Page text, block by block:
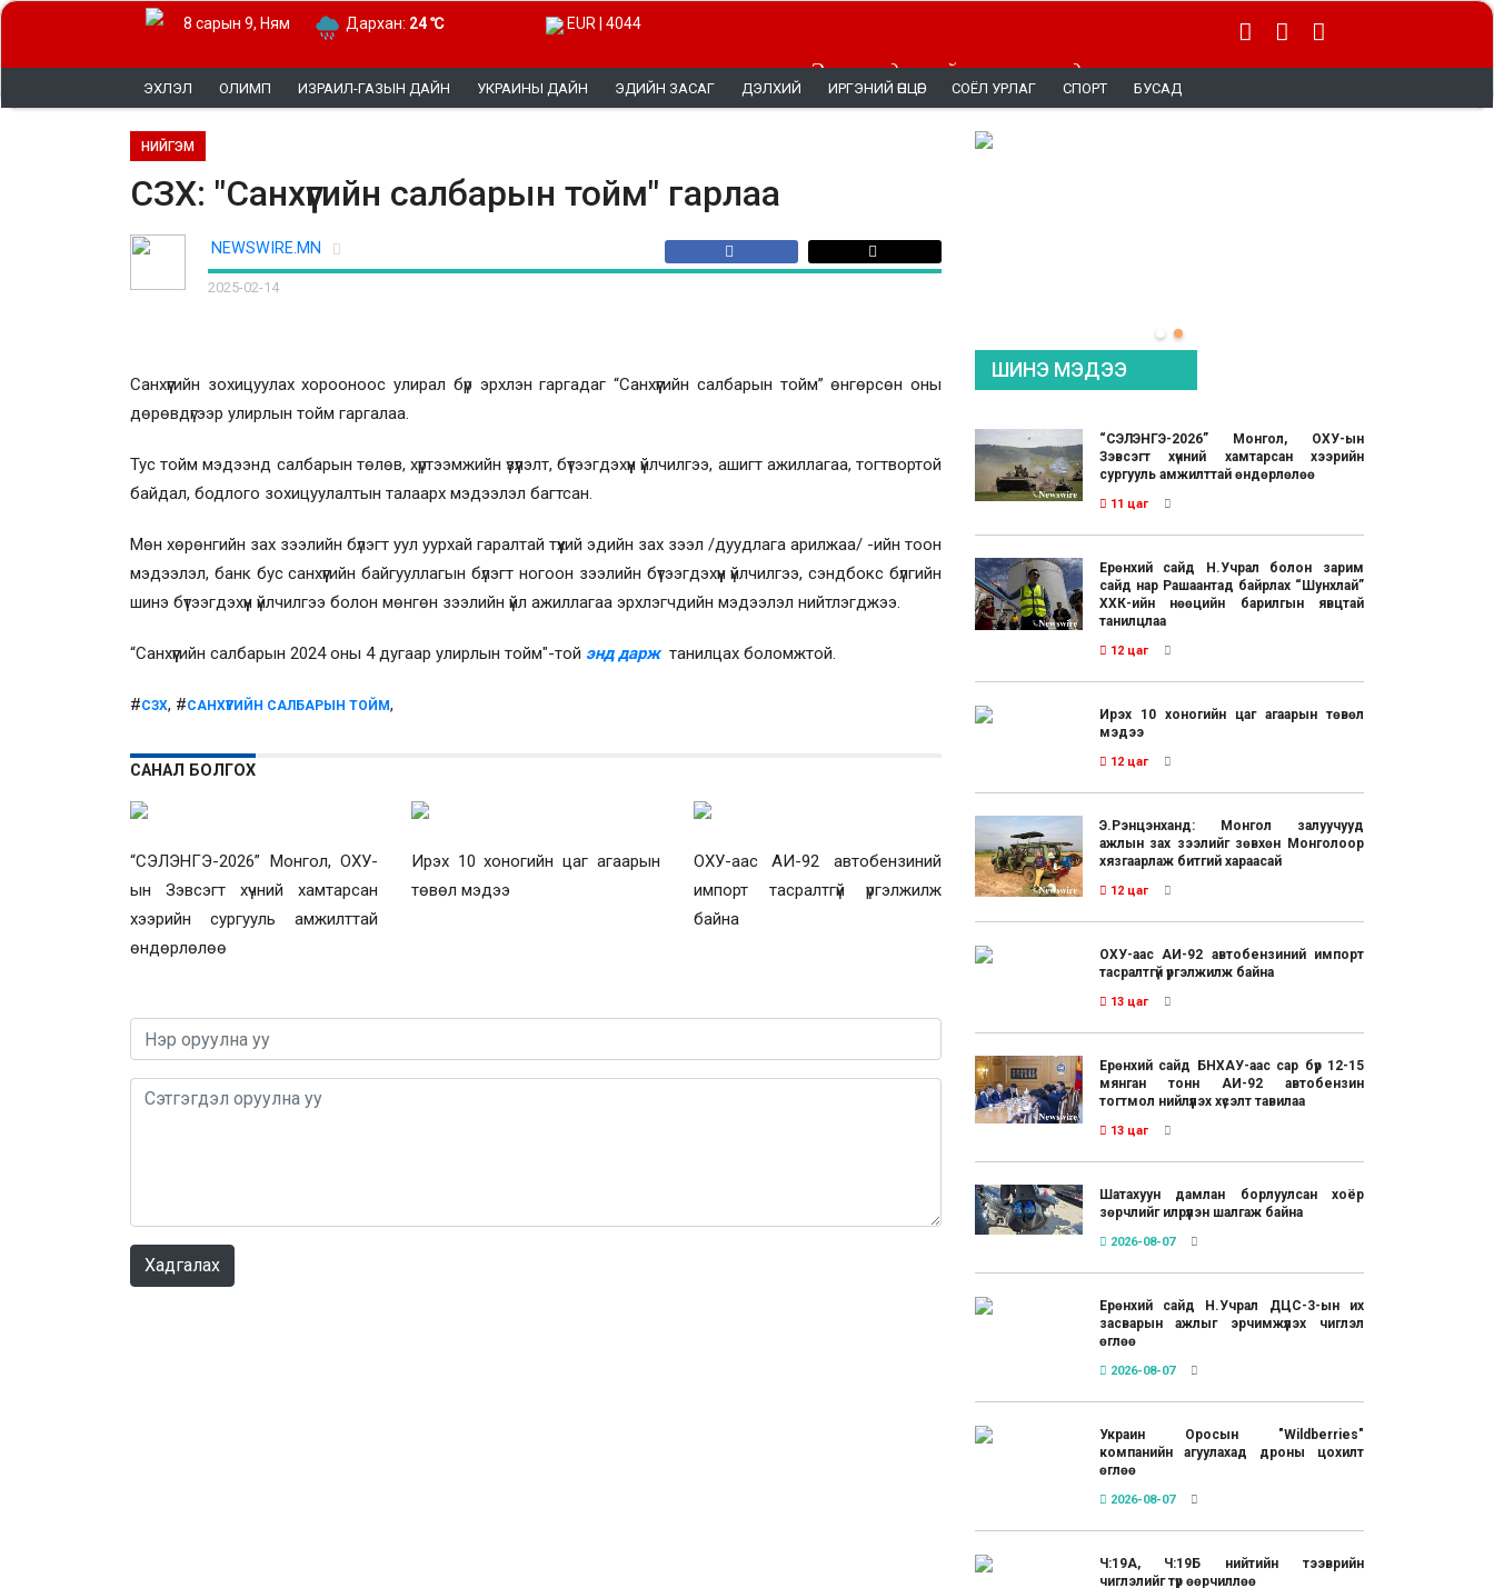
Эерэг мэдээллийг эн тэргүүнд
8 сарын 9, Ням Дархан: 24 ℃ EUR | 4044
ЭХЛЭЛ ОЛИМП ИЗРАИЛ-ГАЗЫН ДАЙН УКРАИНЫ ДАЙН ЭДИЙН ЗАСАГ ДЭЛХИЙ ИРГЭНИЙ ӨНЦӨГ СОЁЛ УРЛАГ СПОРТ БУСАД
НИЙГЭМ
СЗХ: "Санхүүгийн салбарын тойм" гарлаа
NEWSWIRE.MN
2025-02-14
Санхүүгийн зохицуулах хорооноос улирал бүр эрхлэн гаргадаг “Санхүүгийн салбарын тойм” өнгөрсөн оны
дөрөвдүгээр улирлын тойм гаргалаа.
Тус тойм мэдээнд салбарын төлөв, хүртээмжийн үзүүлэлт, бүтээгдэхүүн үйлчилгээ, ашигт ажиллагаа, тогтвортой
байдал, бодлого зохицуулалтын талаарх мэдээлэл багтсан.
Мөн хөрөнгийн зах зээлийн бүлэгт уул уурхай гаралтай түүхий эдийн зах зээл /дуудлага арилжаа/ -ийн тоон
мэдээлэл, банк бус санхүүгийн байгууллагын бүлэгт ногоон зээлийн бүтээгдэхүүн үйлчилгээ, сэндбокс бүлгийн
шинэ бүтээгдэхүүн үйлчилгээ болон мөнгөн зээлийн үйл ажиллагаа эрхлэгчдийн мэдээлэл нийтлэгджээ.
“Санхүүгийн салбарын 2024 оны 4 дугаар улирлын тойм"-той энд даржтанилцах боломжтой.
#СЗХ, #САНХҮҮГИЙН САЛБАРЫН ТОЙМ,
САНАЛ БОЛГОХ
“СЭЛЭНГЭ-2026” Монгол, ОХУ-
ын Зэвсэгт хүчний хамтарсан
хээрийн сургууль амжилттай
өндөрлөлөө
Ирэх 10 хоногийн цаг агаарын
төвөл мэдээ
ОХУ-аас АИ-92 автобензиний
импорт тасралтгүй үргэлжилж
байна
Хадгалах
ШИНЭ МЭДЭЭ
“СЭЛЭНГЭ-2026” Монгол, ОХУ-ын
Зэвсэгт хүчний хамтарсан хээрийн
сургууль амжилттай өндөрлөлөө
11 цаг
Ерөнхий сайд Н.Учрал болон зарим
сайд нар Рашаантад байрлах “Шунхлай”
ХХК-ийн нөөцийн барилгын явцтай
танилцлаа
12 цаг
Ирэх 10 хоногийн цаг агаарын төвөл
мэдээ
12 цаг
Э.Рэнцэнханд: Монгол залуучууд
ажлын зах зээлийг зөвхөн Монголоор
хязгаарлаж битгий хараасай
12 цаг
ОХУ-аас АИ-92 автобензиний импорт
тасралтгүй үргэлжилж байна
13 цаг
Ерөнхий сайд БНХАУ-аас сар бүр 12-15
мянган тонн АИ-92 автобензин
тогтмол нийлүүлэх хүсэлт тавилаа
13 цаг
Шатахуун дамлан борлуулсан хоёр
зөрчлийг илрүүлэн шалгаж байна
2026-08-07
Ерөнхий сайд Н.Учрал ДЦС-3-ын их
засварын ажлыг эрчимжүүлэх чиглэл
өглөө
2026-08-07
Украин Оросын "Wildberries"
компанийн агуулахад дроны цохилт
өглөө
2026-08-07
Ч:19А, Ч:19Б нийтийн тээврийн
чиглэлийг түр өөрчиллөө